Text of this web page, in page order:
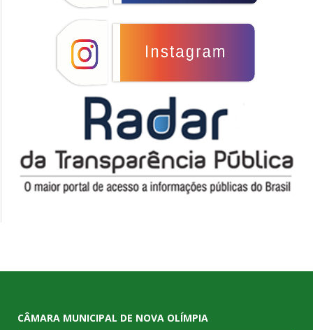
CÂMARA MUNICIPAL DE NOVA OLÍMPIA